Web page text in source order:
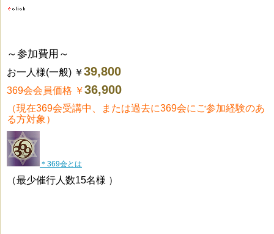
～参加費用～
お一人様(一般) ￥39,800
369会会員価格 ￥36,900
（現在369会受講中、または過去に369会にご参加経験のあ
る方対象）
＊369会とは
（最少催行人数15名様 ）